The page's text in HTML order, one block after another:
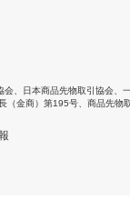
会 日本商品先物取引協会
（金商）第195号、商品先物